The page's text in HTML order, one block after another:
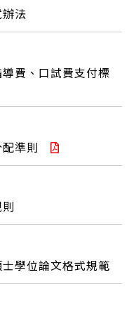
法
費、口試費支付標
準則
學位論文格式規範